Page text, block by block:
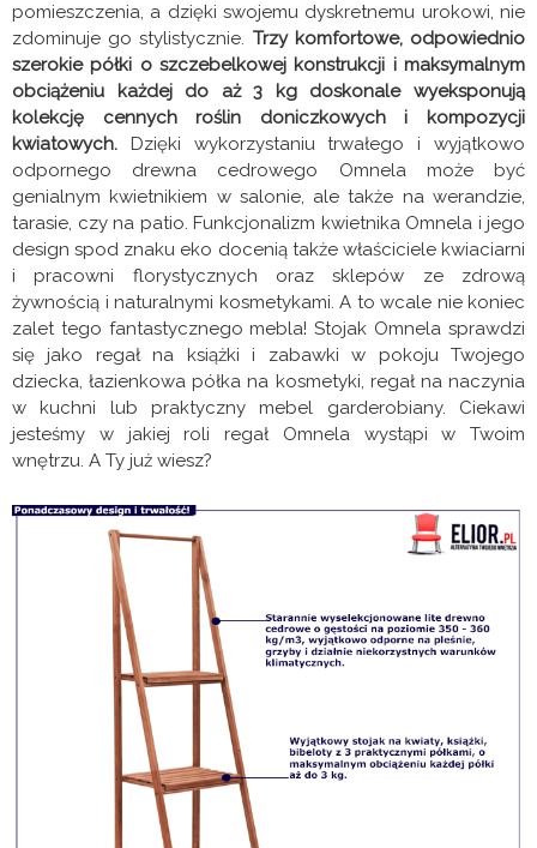
pomieszczenia, a dzięki swojemu dyskretnemu urokowi, nie
zdominuje go stylistycznie. Trzy komfortowe, odpowiednio
szerokie półki o szczebelkowej konstrukcji i maksymalnym
obciążeniu każdej do aż 3 kg doskonale wyeksponują
kolekcję cennych roślin doniczkowych i kompozycji
kwiatowych. Dzięki wykorzystaniu trwałego i wyjątkowo
odpornego drewna cedrowego Omnela może być
genialnym kwietnikiem w salonie, ale także na werandzie,
tarasie, czy na patio. Funkcjonalizm kwietnika Omnela i jego
design spod znaku eko docenią także właściciele kwiaciarni
i pracowni florystycznych oraz sklepów ze zdrową
żywnością i naturalnymi kosmetykami. A to wcale nie koniec
zalet tego fantastycznego mebla! Stojak Omnela sprawdzi
się jako regał na książki i zabawki w pokoju Twojego
dziecka, łazienkowa półka na kosmetyki, regał na naczynia
w kuchni lub praktyczny mebel garderobiany. Ciekawi
jesteśmy w jakiej roli regał Omnela wystąpi w Twoim
wnętrzu. A Ty już wiesz?